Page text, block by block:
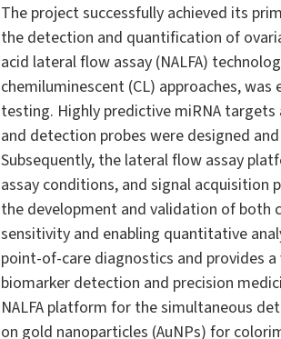
The project successfully achieved its
the detection and quantification of
acid lateral flow assay (NALFA)
chemiluminescent (CL) approaches,
testing. Highly predictive miRNA
and detection probes were designed
Subsequently, the lateral flow assay
assay conditions, and signal
the development and validation of both
sensitivity and enabling quantitative
point-of-care diagnostics and provides
biomarker detection and precision
NALFA platform for the simultaneous
on gold nanoparticles (AuNPs) for